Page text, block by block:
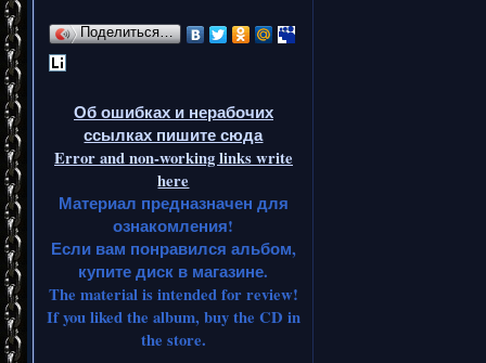
Поделиться…
Об ошибках и нерабочих
ссылках пишите сюда
Error and non-working links write
here
Материал предназначен для
ознакомления!
Если вам понравился альбом,
купите диск в магазине.
The material is intended for review!
If you liked the album, buy the CD in
the store.